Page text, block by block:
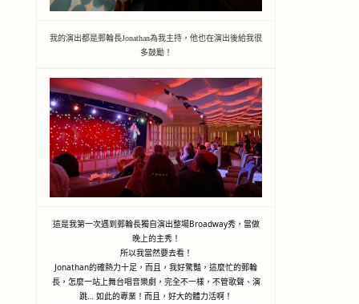
我的演出都是郵輪長Jonathan為我主持，他也在演出後給我很
多鼓勵！
這是我第一次遇到郵輪長獨自演出整場Broadway秀，當做
晚上的主秀！
所以我當然要去看！
Jonathan的確熱力十足，而且，我好驚豔，這麼忙的郵輪
長，怎麼一站上舞台唱音樂劇，完全不一樣，不管歌聲、演
跳… 如此的專業！而且，好大的體力活啊！